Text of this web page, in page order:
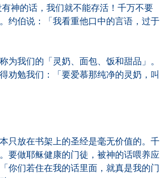
神的话，我们就不能存活！千万不要
约伯说：「我看重他口中的言语，过于
我们的「灵奶、面包、饭和甜品」。
劝勉我们：「要爱慕那纯净的灵奶，叫
放在书架上的圣经是毫无价值的。千
要做耶稣健康的门徒，被神的话喂养应
你们若住在我的话里面，就真是我的门